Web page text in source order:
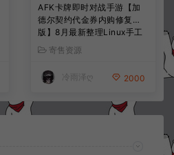
AFK卡牌即时对战手游【加
德尔契约代金券内购修复
版】8月最新整理Linux手工
服务端+前后端全套源码+CD
K授权后台+安卓苹果双端
+详细搭建教程+视频教程
寄售资源
冷雨泽ღ 2000